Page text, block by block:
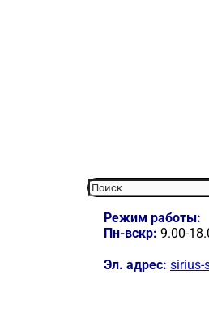
Режим работы:
Пн-вскр: 9.00-
Эл. адрес: sirius-